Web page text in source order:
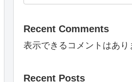
Recent Comments
表示できるコメントはあり
Recent Posts